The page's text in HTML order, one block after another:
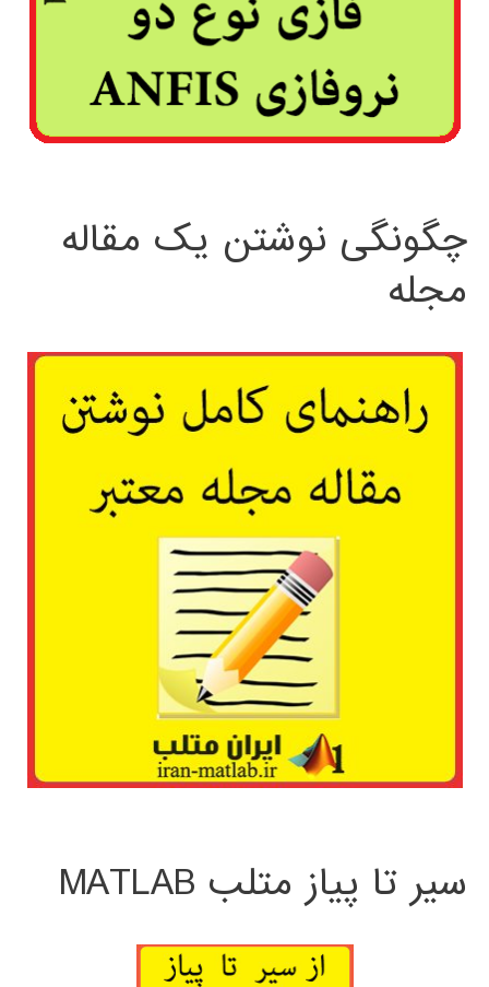
چگونگی نوشتن یک مقاله
مجله
سیر تا پیاز متلب MATLAB